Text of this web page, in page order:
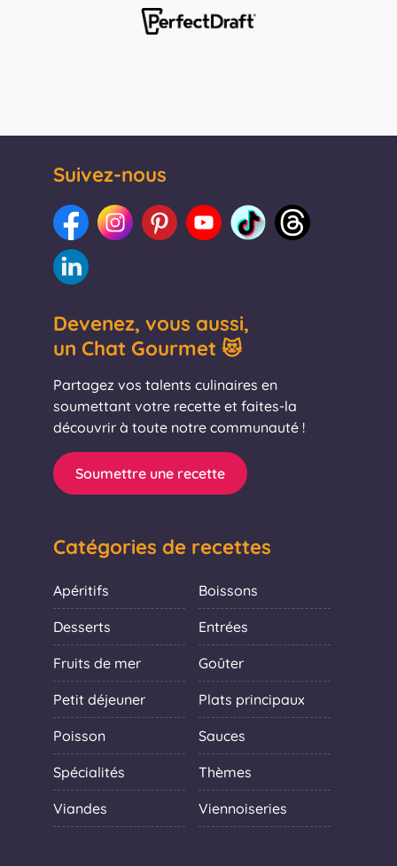
Suivez-nous
Devenez, vous aussi,
un Chat Gourmet 😻
Partagez vos talents culinaires en
soumettant votre recette et faites-la
découvrir à toute notre communauté !
Soumettre une recette
Catégories de recettes
Apéritifs Boissons
Desserts Entrées
Fruits de mer Goûter
Petit déjeuner Plats principaux
Poisson Sauces
Spécialités Thèmes
Viandes Viennoiseries